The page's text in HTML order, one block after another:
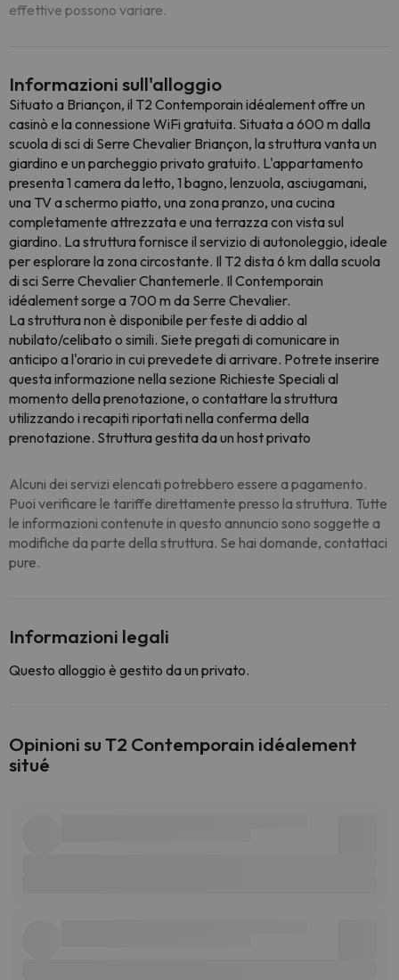
effettive possono variare.
Informazioni sull'alloggio
Situato a Briançon, il T2 Contemporain idéalement offre un
casinò e la connessione WiFi gratuita. Situata a 600 m dalla
scuola di sci di Serre Chevalier Briançon, la struttura vanta un
giardino e un parcheggio privato gratuito. L'appartamento
presenta 1 camera da letto, 1 bagno, lenzuola, asciugamani,
una TV a schermo piatto, una zona pranzo, una cucina
completamente attrezzata e una terrazza con vista sul
giardino. La struttura fornisce il servizio di autonoleggio, ideale
per esplorare la zona circostante. Il T2 dista 6 km dalla scuola
di sci Serre Chevalier Chantemerle. Il Contemporain
idéalement sorge a 700 m da Serre Chevalier.
La struttura non è disponibile per feste di addio al
nubilato/celibato o simili. Siete pregati di comunicare in
anticipo a l'orario in cui prevedete di arrivare. Potrete inserire
questa informazione nella sezione Richieste Speciali al
momento della prenotazione, o contattare la struttura
utilizzando i recapiti riportati nella conferma della
prenotazione. Struttura gestita da un host privato
Alcuni dei servizi elencati potrebbero essere a pagamento.
Puoi verificare le tariffe direttamente presso la struttura. Tutte
le informazioni contenute in questo annuncio sono soggette a
modifiche da parte della struttura. Se hai domande, contattaci
pure.
Informazioni legali
Questo alloggio è gestito da un privato.
Opinioni su T2 Contemporain idéalement
situé